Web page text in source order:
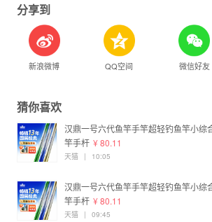
分享到
新浪微博 QQ空间 微信好友
猜你喜欢
汉鼎一号六代鱼竿手竿超轻钓鱼竿小综
竿手杆 ¥ 80.11
天猫 | 10:05
汉鼎一号六代鱼竿手竿超轻钓鱼竿小综
竿手杆 ¥ 80.11
天猫 | 09:45